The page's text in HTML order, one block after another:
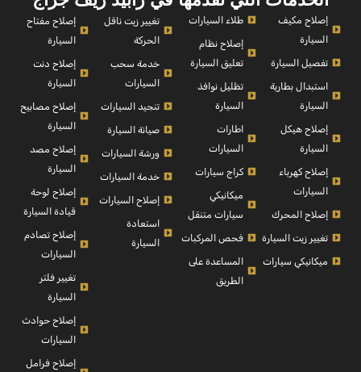
إصلاح مكيف
السيارة
تفصيل السيارة
استبدال بطارية
السيارة
إصلاح هيكل
السيارة
إصلاح كهرباء
السيارات
إصلاح المحرك
تغيير زيت السيارة
ميكانيكي سيارات
طلاء السيارات
إصلاح نظام
تعليق السيارة
تظليل نوافذ
السيارة
اطارات
السيارات
كراج سيارات
ميكانيكي
سيارات متنقل
فحص المركبات
المساعدة على
الطريق
تغيير زيت ناقل
الحركة
خدمة سحب
السيارات
تنجيد السيارات
صيانة السيارة
ورشة السيارات
خدمة السيارات
إصلاح السيارات
استعادة
السيارة
إصلاح مفتاح
السيارة
إصلاح دنت
السيارة
إصلاح مصابيح
السيارة
إصلاح مصد
السيارة
إصلاح لوحة
قيادة السيارة
إصلاح تصادم
السيارات
تغيير فلتر
السيارة
إصلاح حوادث
السيارات
إصلاح فرامل